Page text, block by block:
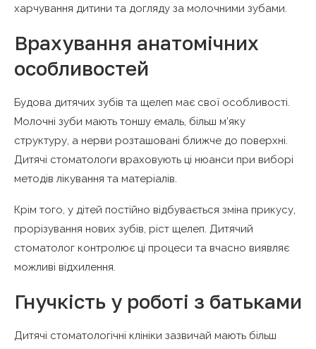
харчування дитини та догляду за молочними зубами.
Врахування анатомічних
особливостей
Будова дитячих зубів та щелеп має свої особливості.
Молочні зуби мають тоншу емаль, більш м’яку
структуру, а нерви розташовані ближче до поверхні.
Дитячі стоматологи враховують ці нюанси при виборі
методів лікування та матеріалів.
Крім того, у дітей постійно відбувається зміна прикусу,
прорізування нових зубів, ріст щелеп. Дитячий
стоматолог контролює ці процеси та вчасно виявляє
можливі відхилення.
Гнучкість у роботі з батьками
Дитячі стоматологічні клініки зазвичай мають більш